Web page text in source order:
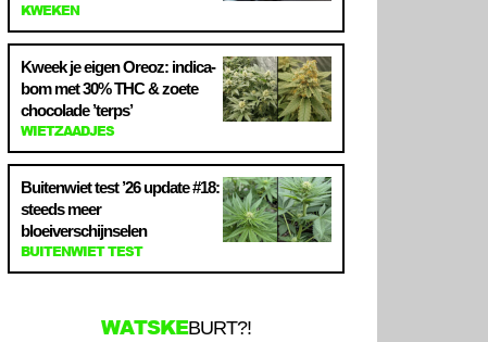
KWEKEN
Kweek je eigen Oreoz: indica-
bom met 30% THC & zoete
chocolade ’terps’
WIETZAADJES
Buitenwiet test ’26 update #18:
steeds meer
bloeiverschijnselen
BUITENWIET TEST
WATSKEBURT?!